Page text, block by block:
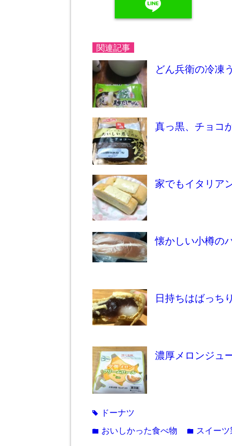
関連記事
どん兵衛の冷凍
真っ黒、チョコ
家でもイタリア
懐かしい小樽の
日持ちはばっち
濃厚メロンジュ
tag ドーナツ
folder おいしかった食べ物 folder スイー